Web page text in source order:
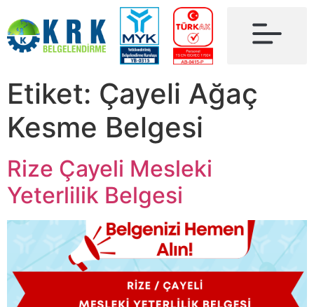
Etiket: Çayeli Ağaç
Kesme Belgesi
Rize Çayeli Mesleki
Yeterlilik Belgesi